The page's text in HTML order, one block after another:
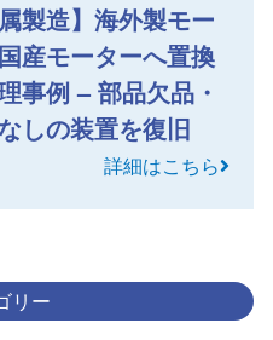
属製造】海外製モー
産モーターへ置換
事例 – 部品欠品・
しの装置を復旧
詳細はこちら
リー